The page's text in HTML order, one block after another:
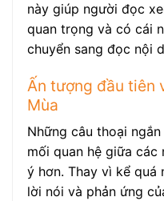
này giúp người đọc
quan trọng và có cái
chuyển sang đọc nội
Ấn tượng đầu tiên
Mùa
Những câu thoại
mối quan hệ giữa các
ý hơn. Thay vì kể quá
lời nói và phản ứng